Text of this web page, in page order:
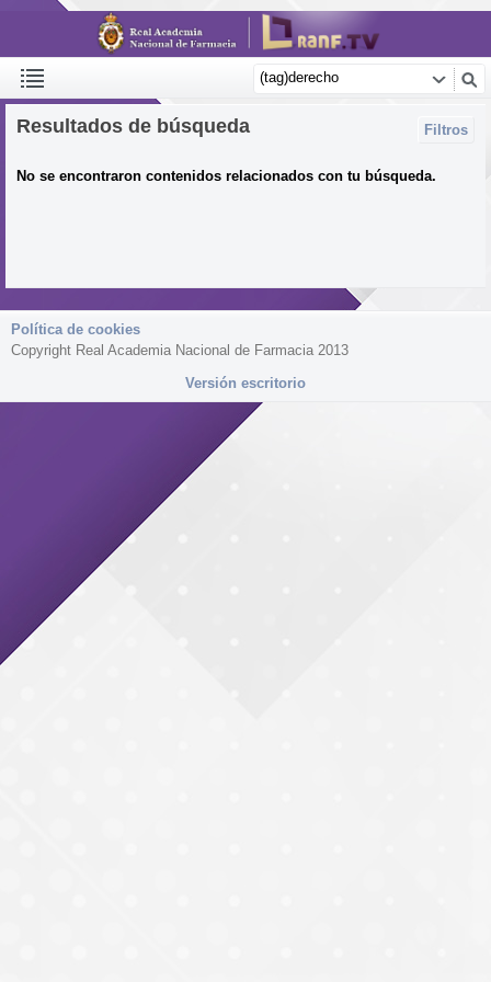
Filtros
Resultados de búsqueda
No se encontraron contenidos relacionados con tu búsqueda.
Política de cookies
Copyright Real Academia Nacional de Farmacia 2013
Versión escritorio